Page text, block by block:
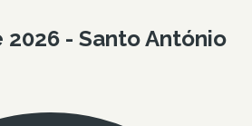
2026 - Santo António